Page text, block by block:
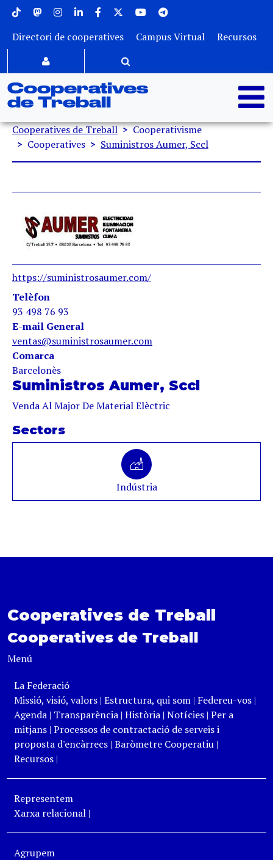
Vés al contingut
Menu superior
Directori de cooperatives Campus Virtual Recursos
Cooperatives
de Treball
Fil d'ariadna
Cooperatives de Treball
Cooperativisme
Cooperatives
Suministros Aumer, Sccl
https://suministrosaumer.com/
Telèfon
93 498 76 93
E-mail General
ventas@suministrosaumer.com
Comarca
Barcelonès
Suministros Aumer, Sccl
Venda Al Major De Material Elèctric
Sectors
Indústria
Cooperatives de Treball
Cooperatives de Treball
Menú
La Federació
Missió, visió, valors| Estructura, qui som| Federeu-vos|
Agenda | Transparència| Història| Notícies | Per a
mitjans| Processos de contractació de serveis i
proposta d'encàrrecs| Baròmetre Cooperatiu|
Recursos|
Representem
Xarxa relacional|
Agrupem